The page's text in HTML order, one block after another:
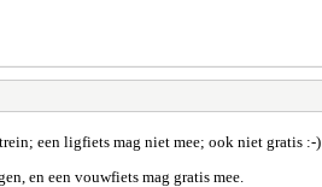
een ligfiets mag niet mee; ook niet gratis :-)
en een vouwfiets mag gratis mee.